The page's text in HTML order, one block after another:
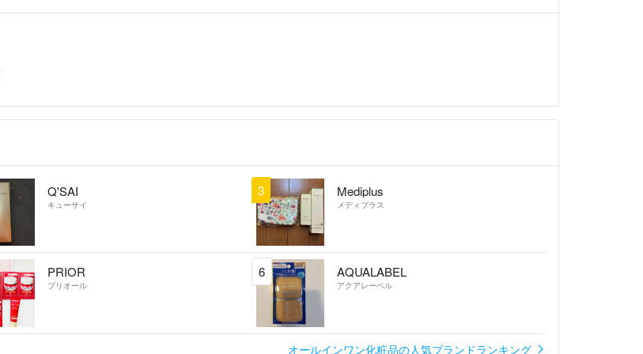
Q'SAI
キューサイ
3 Mediplus
メディプラス
PRIOR
プリオール
6 AQUALABEL
アクアレーベル
オールインワン化粧品の人気ブランドランキング